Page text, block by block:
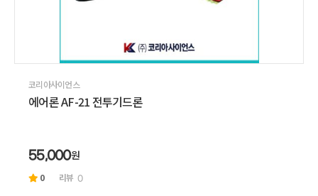
코리아사이언스
에어론 AF-21 전투기드론
55,000원
0 리뷰 0